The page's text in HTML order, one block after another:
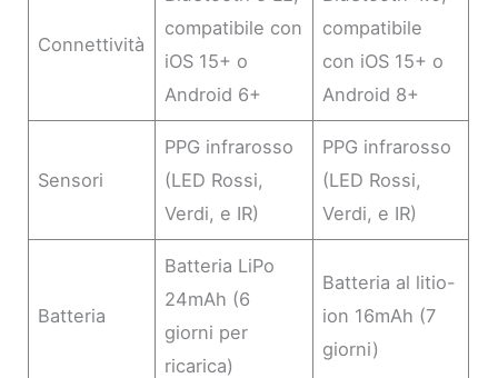
Connettività
compatibile con
iOS 15+ o
Android 6+
compatibile
con iOS 15+ o
Android 8+
Sensori
PPG infrarosso
(LED Rossi,
Verdi, e IR)
PPG infrarosso
(LED Rossi,
Verdi, e IR)
Batteria
Batteria LiPo
24mAh (6
giorni per
ricarica)
Batteria al litio-
ion 16mAh (7
giorni)